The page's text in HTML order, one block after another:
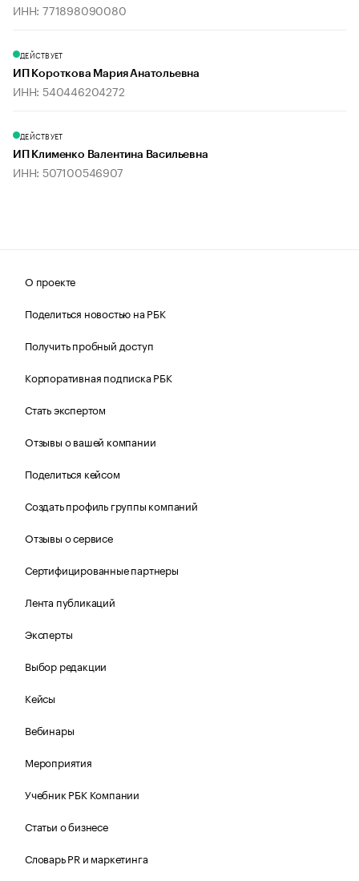
ИНН: 771898090080
ДЕЙСТВУЕТ
ИП Короткова Мария Анатольевна
ИНН: 540446204272
ДЕЙСТВУЕТ
ИП Клименко Валентина Васильевна
ИНН: 507100546907
О проекте
Поделиться новостью на РБК
Получить пробный доступ
Корпоративная подписка РБК
Стать экспертом
Отзывы о вашей компании
Поделиться кейсом
Создать профиль группы компаний
Отзывы о сервисе
Сертифицированные партнеры
Лента публикаций
Эксперты
Выбор редакции
Кейсы
Вебинары
Мероприятия
Учебник РБК Компании
Статьи о бизнесе
Словарь PR и маркетинга